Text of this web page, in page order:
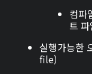
컴파
트
실행가능한
file)